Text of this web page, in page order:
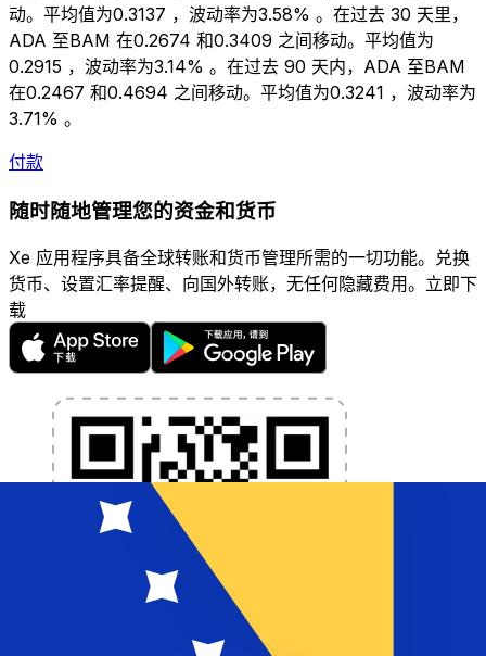
动。平均值为0.3137 ，波动率为3.58% 。在过去 30 天里，
ADA 至BAM 在0.2674 和0.3409 之间移动。平均值为
0.2915 ，波动率为3.14% 。在过去 90 天内，ADA 至BAM
在0.2467 和0.4694 之间移动。平均值为0.3241 ，波动率为
3.71% 。
付款
随时随地管理您的资金和货币
Xe 应用程序具备全球转账和货币管理所需的一切功能。兑换
货币、设置汇率提醒、向国外转账，无任何隐藏费用。立即下
载